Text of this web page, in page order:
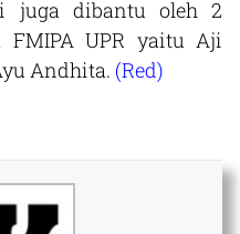
juga dibantu oleh 2
UPR yaitu Aji
Andhita. (Red)